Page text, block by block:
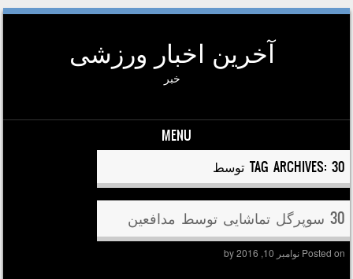
آخرین اخبار ورزشی
خبر
MENU
Skip to
TAG ARCHIVES:30 توسط
30 سوپرگل تماشایی توسط مدافعین
Posted onنوامبر 10, 2016 by